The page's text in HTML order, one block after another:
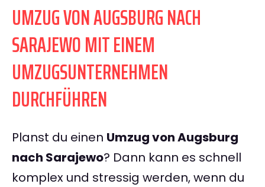
UMZUG VON AUGSBURG NACH
SARAJEWO MIT EINEM
UMZUGSUNTERNEHMEN
DURCHFÜHREN
Planst du einen Umzug von Augsburg
nach Sarajewo? Dann kann es schnell
komplex und stressig werden, wenn du